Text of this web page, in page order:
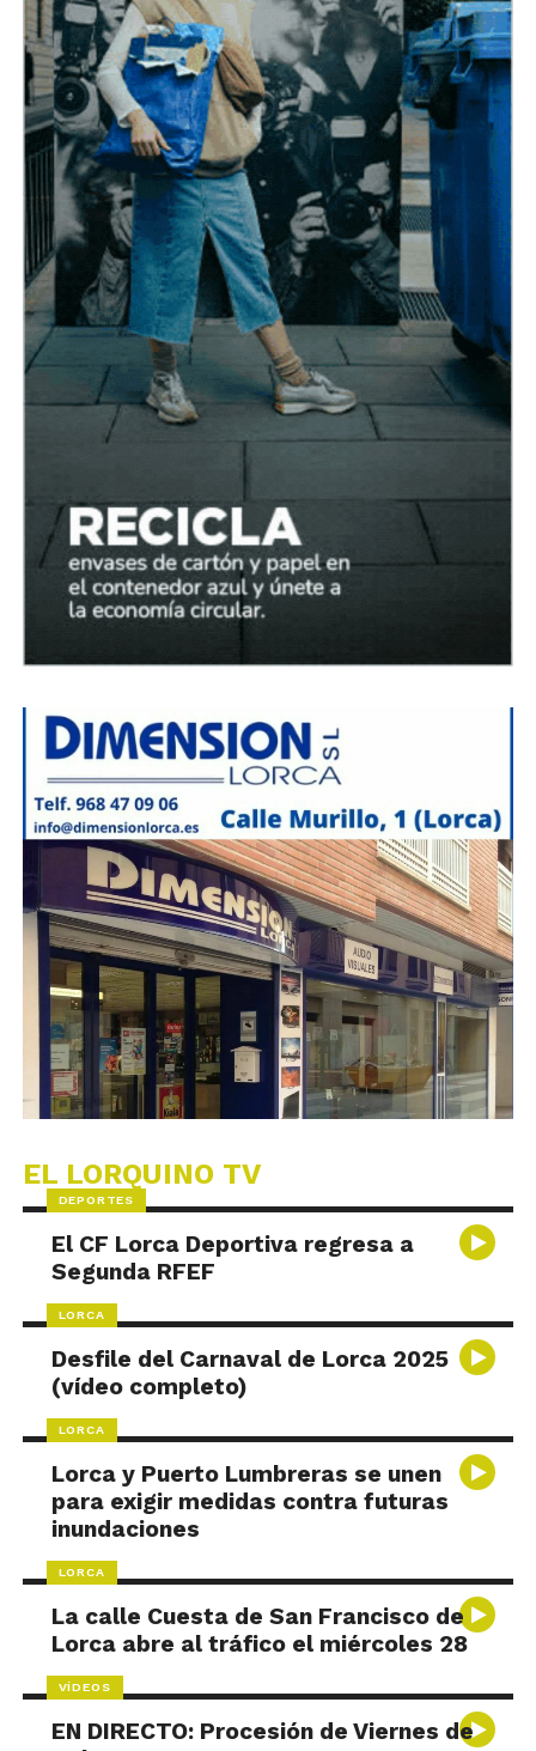
EL LORQUINO TV
DEPORTES
El CF Lorca Deportiva regresa a
Segunda RFEF
LORCA
Desfile del Carnaval de Lorca 2025
(vídeo completo)
LORCA
Lorca y Puerto Lumbreras se unen
para exigir medidas contra futuras
inundaciones
LORCA
La calle Cuesta de San Francisco de
Lorca abre al tráfico el miércoles 28
VÍDEOS
EN DIRECTO: Procesión de Viernes de